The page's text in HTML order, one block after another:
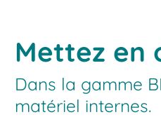
Mettez en
Dans la gamme
matériel internes.